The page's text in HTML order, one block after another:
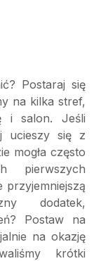
Postaraj się
na kilka stref,
i salon. Jeśli
ucieszy się z
mogła często
pierwszych
przyjemniejszą
dodatek,
Postaw na
na okazję
krótki